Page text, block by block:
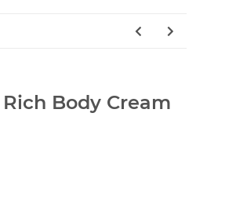
Body Cream